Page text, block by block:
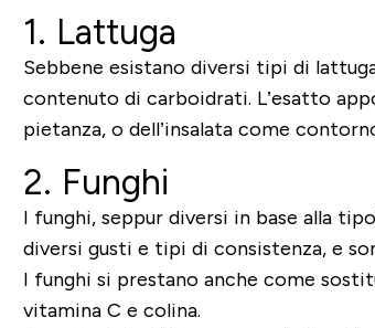
1. Lattuga
Sebbene esistano diversi tipi di
contenuto di carboidrati. L’esatto
pietanza, o dell’insalata come
2. Funghi
I funghi, seppur diversi in base alla
diversi gusti e tipi di consistenza, e
I funghi si prestano anche come
vitamina C e colina.